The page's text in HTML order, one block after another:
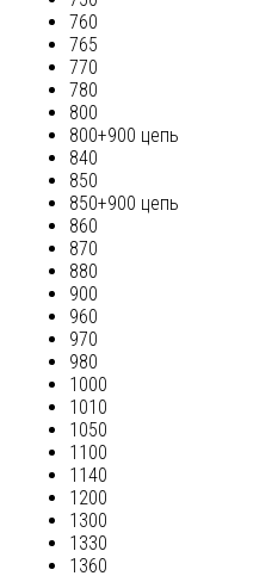
760
765
770
780
800
800+900 цепь
840
850
850+900 цепь
860
870
880
900
960
970
980
1000
1010
1050
1100
1140
1200
1300
1330
1360